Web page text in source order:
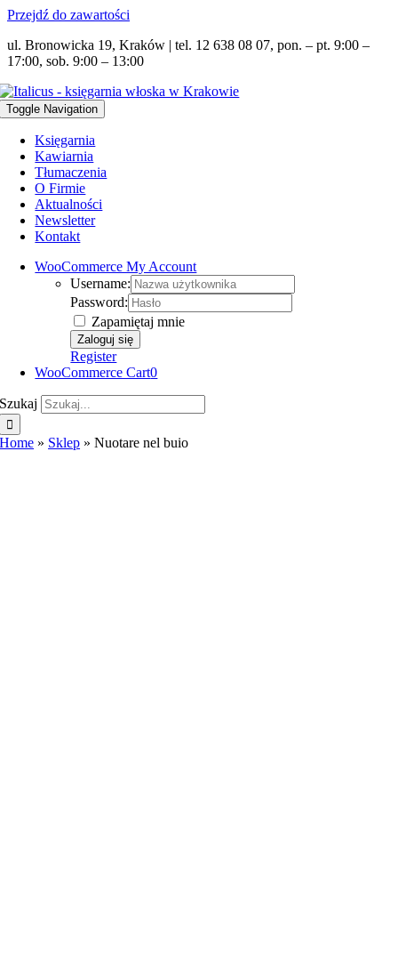
Przejdź do zawartości
ul. Bronowicka 19, Kraków | tel. 12 638 08 07, pon. – pt. 9:00 –
17:00, sob. 9:00 – 13:00
Toggle Navigation
Księgarnia
Kawiarnia
Tłumaczenia
O Firmie
Aktualności
Newsletter
Kontakt
WooCommerce My Account
Username:
Password:
Zapamiętaj mnie
Register
WooCommerce Cart0
Szukaj
Home » Sklep »Nuotare nel buio